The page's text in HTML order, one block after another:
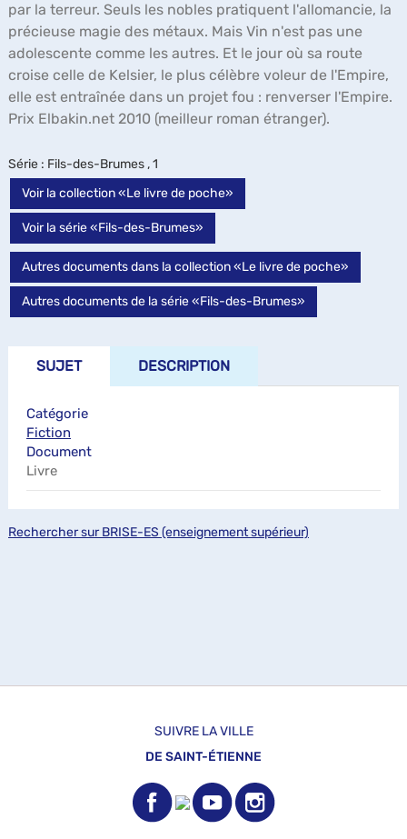
par la terreur. Seuls les nobles pratiquent l'allomancie, la
précieuse magie des métaux. Mais Vin n'est pas une
adolescente comme les autres. Et le jour où sa route
croise celle de Kelsier, le plus célèbre voleur de l'Empire,
elle est entraînée dans un projet fou : renverser l'Empire.
Prix Elbakin.net 2010 (meilleur roman étranger).
Série : Fils-des-Brumes , 1
Voir la collection «Le livre de poche»
Voir la série «Fils-des-Brumes»
Autres documents dans la collection «Le livre de poche»
Autres documents de la série «Fils-des-Brumes»
SUJET DESCRIPTION
Catégorie
Fiction
Document
Livre
Rechercher sur BRISE-ES (enseignement supérieur)
SUIVRE LA VILLE
DE SAINT-ÉTIENNE